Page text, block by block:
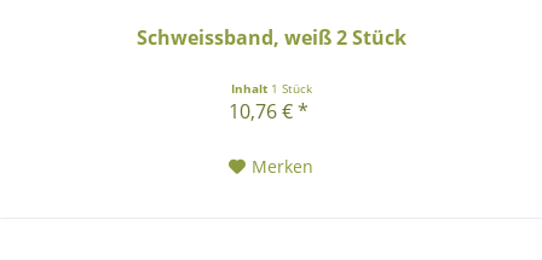
Schweissband, weiß 2 Stück
Inhalt 1 Stück
10,76 € *
Merken